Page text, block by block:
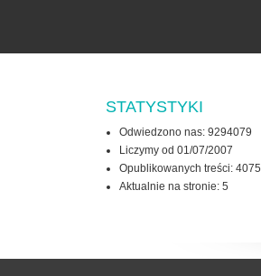
STATYSTYKI
Odwiedzono nas: 9294079
Liczymy od 01/07/2007
Opublikowanych treści: 4075
Aktualnie na stronie: 5